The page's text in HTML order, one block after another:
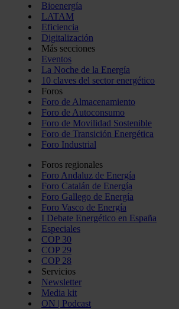
Bioenergía
LATAM
Eficiencia
Digitalización
Más secciones
Eventos
La Noche de la Energía
10 claves del sector energético
Foros
Foro de Almacenamiento
Foro de Autoconsumo
Foro de Movilidad Sostenible
Foro de Transición Energética
Foro Industrial
Foros regionales
Foro Andaluz de Energía
Foro Catalán de Energía
Foro Gallego de Energía
Foro Vasco de Energía
I Debate Energético en España
Especiales
COP 30
COP 29
COP 28
Servicios
Newsletter
Media kit
ON | Podcast